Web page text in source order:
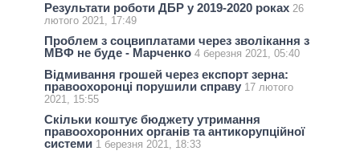
Результати роботи ДБР у 2019-2020 роках 26
лютого 2021, 17:49
Проблем з соцвиплатами через зволікання з
МВФ не буде - Марченко 4 березня 2021, 05:40
Відмивання грошей через експорт зерна:
правоохоронці порушили справу 17 лютого
2021, 15:55
Скільки коштує бюджету утримання
правоохоронних органів та антикорупційної
системи 1 березня 2021, 18:33